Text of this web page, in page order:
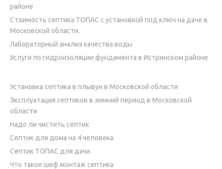
районе
Стоимость септика ТОПАС с установкой под ключ на даче в
Московской области.
Лабораторный анализ качества воды
Услуги по гидроизоляции фундамента в Истринском районе
Установка септика в плывун в Московской области
Эксплуатация септиков в зимний период в Московской
области
Надо ли чистить септик
Септик для дома на 4 человека
Септик ТОПАС для дачи
Что такое шеф монтаж септика